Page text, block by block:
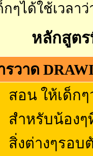
กๆได้ใช้เวลา
กสูตรที่จ
รวาด
สอน ให้เด็ก
สำหรับน้องๆ
สิ่งต่างๆรอบ